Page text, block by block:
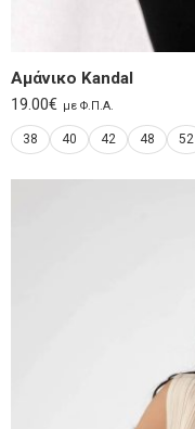
Αμάνικο Kandal
19.00€ με Φ.Π.Α.
38 40 42 48 52